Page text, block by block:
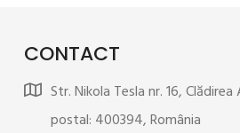
CONTACT
Str. Nikola Tesla nr. 16,
postal: 400394, România